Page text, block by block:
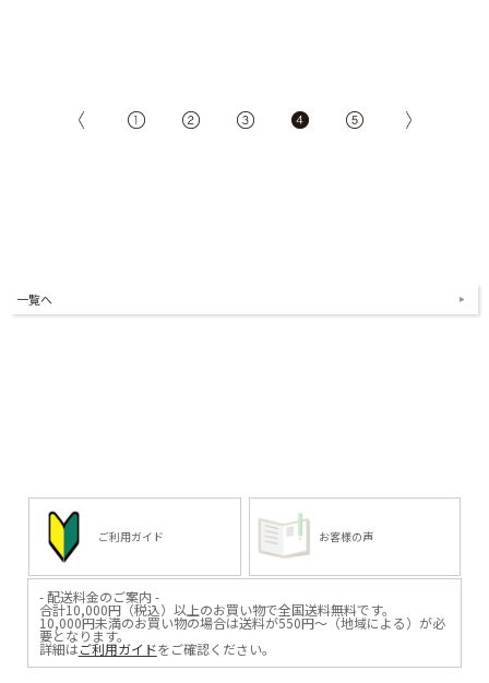
一覧へ
ご利用ガイド お客様の声
- 配送料金のご案内 -
合計10,000円（税込）以上のお買い物で全国送料無料です。
10,000円未満のお買い物の場合は送料が550円～（地域による）が必
要となります。
詳細はご利用ガイドをご確認ください。